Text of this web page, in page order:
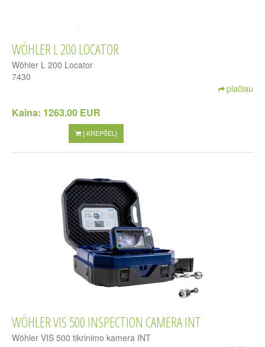
WÖHLER L 200 LOCATOR
Wöhler L 200 Locator
7430
plačiau
Kaina: 1263.00 EUR
Į KREPŠELĮ
WÖHLER VIS 500 INSPECTION CAMERA INT
Wöhler VIS 500 tikrinimo kamera INT